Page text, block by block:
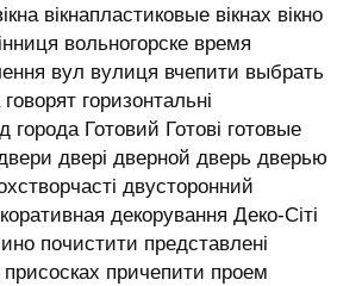
вікнапластиковые вікнах вікно
вольногорске время
вул вулиця вчепити выбрать
горизонтальні
города Готовий Готові готовые
двері дверной дверь дверью
двусторонний
декорування Деко-Сіті
почистити представлені
присосках причепити проем